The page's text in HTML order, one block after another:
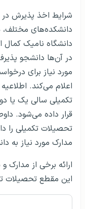
شرایط اخذ پذیرش
دانشکده‌های
دانشگاه نامیک کمال
در آن‌ها دانشجو
مورد نیاز برای
اعلام می‌کند.
تکمیلی سالی یک یا
قرار داده می‌شود.
تحصیلات تکمیلی را
مدارک مورد نیاز به
ارائه برخی از
این مقطع تحصیلات